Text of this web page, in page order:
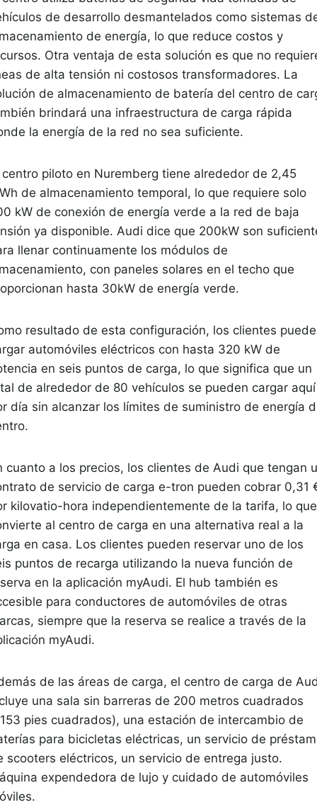
de desarrollo desmantelados como sistemas
de energía, lo que reduce costos y
Otra ventaja de esta solución es que no
de alta tensión ni costosos transformadores. La
de almacenamiento de batería del centro de
brindará una infraestructura de carga rápida
la energía de la red no sea suficiente.
centro piloto en Nuremberg tiene alrededor de 2,45
de almacenamiento temporal, lo que requiere solo
kW de conexión de energía verde a la red de baja
ya disponible. Audi dice que 200kW son
llenar continuamente los módulos de
con paneles solares en el techo que
hasta 30kW de energía verde.
resultado de esta configuración, los clientes
automóviles eléctricos con hasta 320 kW de
en seis puntos de carga, lo que significa que un
de alrededor de 80 vehículos se pueden cargar aquí
día sin alcanzar los límites de suministro de energía
cuanto a los precios, los clientes de Audi que tengan
de servicio de carga e-tron pueden cobrar 0,31
kilovatio-hora independientemente de la tarifa, lo que
al centro de carga en una alternativa real a la
en casa. Los clientes pueden reservar uno de los
puntos de recarga utilizando la nueva función de
en la aplicación myAudi. El hub también es
para conductores de automóviles de otras
siempre que la reserva se realice a través de la
myAudi.
de las áreas de carga, el centro de carga de
una sala sin barreras de 200 metros cuadrados
pies cuadrados), una estación de intercambio de
para bicicletas eléctricas, un servicio de
scooters eléctricos, un servicio de entrega justo.
expendedora de lujo y cuidado de automóviles